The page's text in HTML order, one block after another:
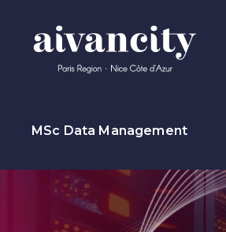
MSc Data Management